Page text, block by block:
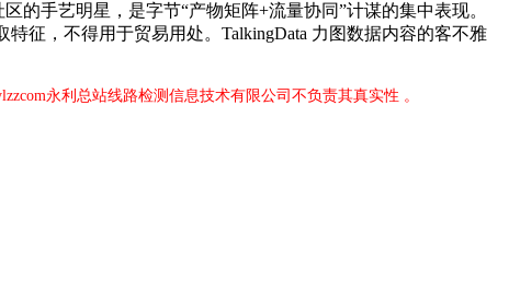
手艺明星，是字节“产物矩阵+流量协同”计谋的集中表现。
征，不得用于贸易用处。TalkingData 力图数据内容的客不雅
永利总站线路检测信息技术有限公司不负责其真实性 。